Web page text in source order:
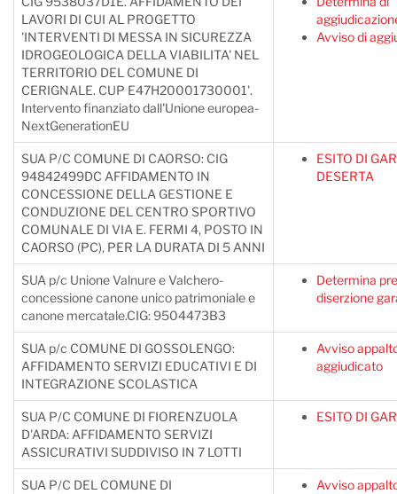
LAVORI DI CUI AL PROGETTO
'INTERVENTI DI MESSA IN SICUREZZA
IDROGEOLOGICA DELLA VIABILITA' NEL
TERRITORIO DEL COMUNE DI
CERIGNALE. CUP E47H20001730001'.
Intervento finanziato dall'Unione europea-
NextGenerationEU
Avviso di
SUA P/C COMUNE DI CAORSO: CIG
94842499DC AFFIDAMENTO IN
CONCESSIONE DELLA GESTIONE E
CONDUZIONE DEL CENTRO SPORTIVO
COMUNALE DI VIA E. FERMI 4, POSTO IN
CAORSO (PC), PER LA DURATA DI 5 ANNI
ESITO DI
DESERTA
SUA p/c Unione Valnure e Valchero-
concessione canone unico patrimoniale e
canone mercatale.CIG: 9504473B3
Determina
diserzione
SUA p/c COMUNE DI GOSSOLENGO:
AFFIDAMENTO SERVIZI EDUCATIVI E DI
INTEGRAZIONE SCOLASTICA
Avviso
aggiudicato
SUA P/C COMUNE DI FIORENZUOLA
D'ARDA: AFFIDAMENTO SERVIZI
ASSICURATIVI SUDDIVISO IN 7 LOTTI
ESITO DI
SUA P/C DEL COMUNE DI
Avviso